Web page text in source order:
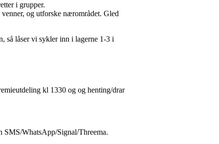
i grupper.
og utforske nærområdet. Gled
så låser vi sykler inn i lagerne 1-3 i
kl 1330 og og henting/drar
SMS/WhatsApp/Signal/Threema.